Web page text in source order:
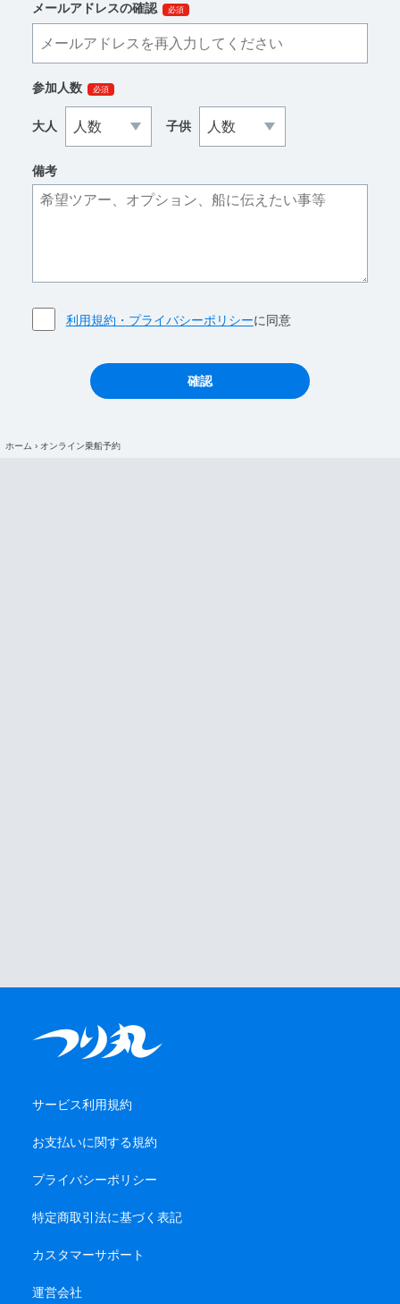
メールアドレスの確認 必須
参加人数 必須
大人 子供
備考
利用規約・プライバシーポリシーに同意
ホーム › オンライン乗船予約
サービス利用規約
お支払いに関する規約
プライバシーポリシー
特定商取引法に基づく表記
カスタマーサポート
運営会社